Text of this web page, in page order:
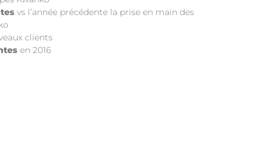
vs l’année précédente la prise en main des
clients
en 2016